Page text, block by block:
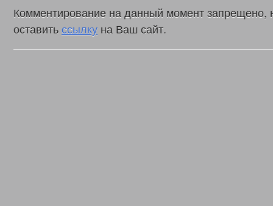
Комментирование на данный момент запрещено,
оставитьссылку на Ваш сайт.